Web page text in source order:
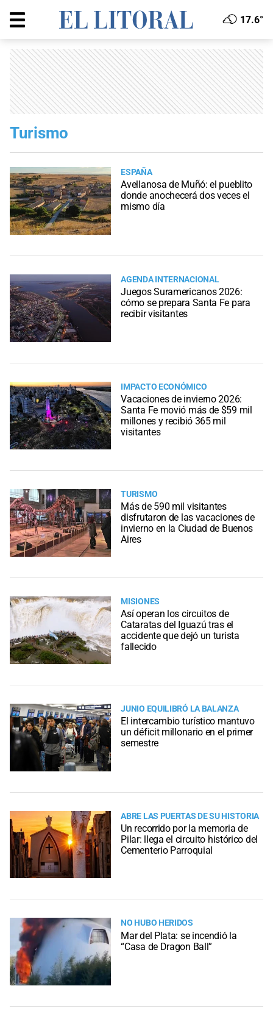
17.6°
Turismo
ESPAÑA
Avellanosa de Muñó: el pueblito
donde anochecerá dos veces el
mismo día
AGENDA INTERNACIONAL
Juegos Suramericanos 2026:
cómo se prepara Santa Fe para
recibir visitantes
IMPACTO ECONÓMICO
Vacaciones de invierno 2026:
Santa Fe movió más de $59 mil
millones y recibió 365 mil
visitantes
TURISMO
Más de 590 mil visitantes
disfrutaron de las vacaciones de
invierno en la Ciudad de Buenos
Aires
MISIONES
Así operan los circuitos de
Cataratas del Iguazú tras el
accidente que dejó un turista
fallecido
JUNIO EQUILIBRÓ LA BALANZA
El intercambio turístico mantuvo
un déficit millonario en el primer
semestre
ABRE LAS PUERTAS DE SU HISTORIA
Un recorrido por la memoria de
Pilar: llega el circuito histórico del
Cementerio Parroquial
NO HUBO HERIDOS
Mar del Plata: se incendió la
“Casa de Dragon Ball”